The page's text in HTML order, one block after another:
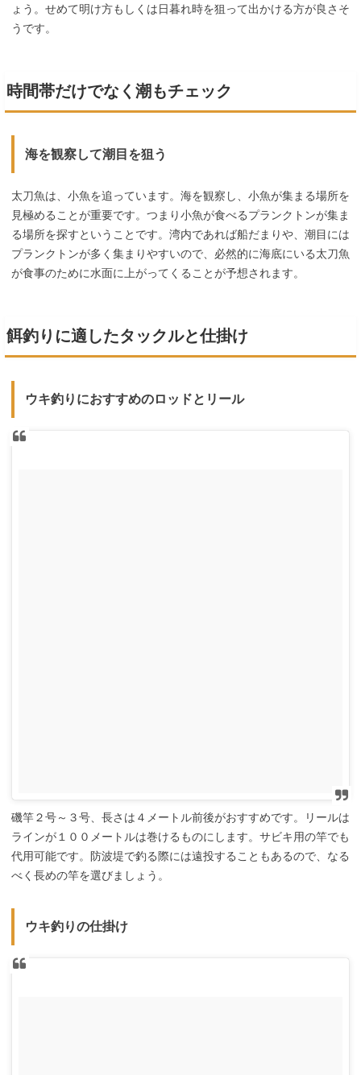
ょう。せめて明け方もしくは日暮れ時を狙って出かける方が良さそ
うです。
時間帯だけでなく潮もチェック
海を観察して潮目を狙う
太刀魚は、小魚を追っています。海を観察し、小魚が集まる場所を
見極めることが重要です。つまり小魚が食べるプランクトンが集ま
る場所を探すということです。湾内であれば船だまりや、潮目には
プランクトンが多く集まりやすいので、必然的に海底にいる太刀魚
が食事のために水面に上がってくることが予想されます。
餌釣りに適したタックルと仕掛け
ウキ釣りにおすすめのロッドとリール
磯竿２号～３号、長さは４メートル前後がおすすめです。リールは
ラインが１００メートルは巻けるものにします。サビキ用の竿でも
代用可能です。防波堤で釣る際には遠投することもあるので、なる
べく長めの竿を選びましょう。
ウキ釣りの仕掛け